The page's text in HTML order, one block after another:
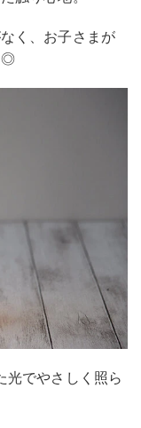
く、お子さまが
◎
光でやさしく照ら